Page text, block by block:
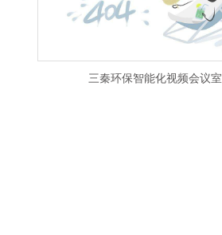
三秦环保智能化视频会议室